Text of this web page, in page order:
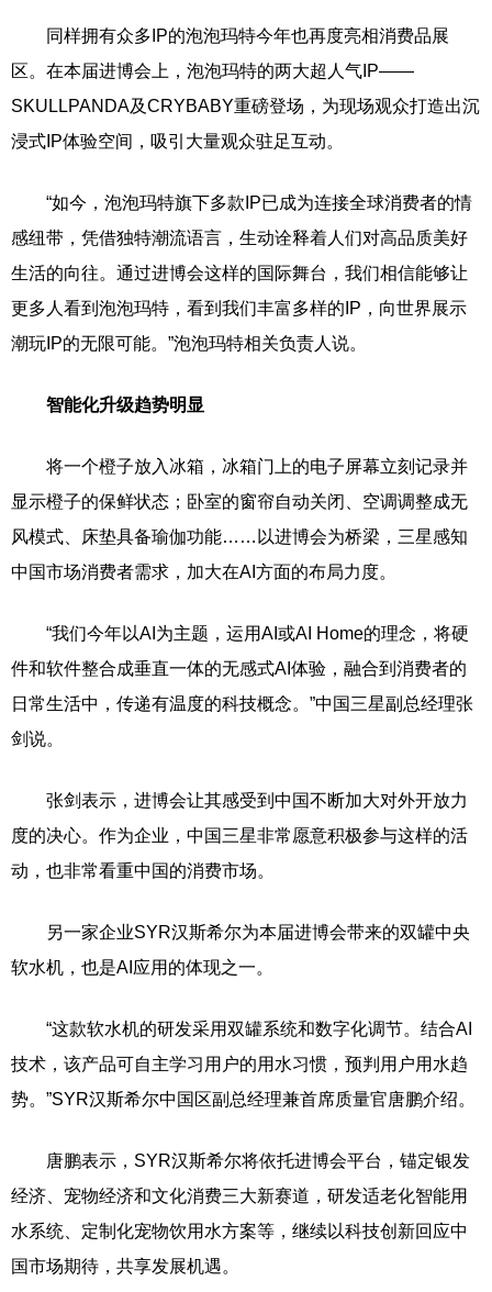
同样拥有众多IP的泡泡玛特今年也再度亮相消费品展
区。在本届进博会上，泡泡玛特的两大超人气IP——
SKULLPANDA及CRYBABY重磅登场，为现场观众打造出沉
浸式IP体验空间，吸引大量观众驻足互动。
“如今，泡泡玛特旗下多款IP已成为连接全球消费者的情
感纽带，凭借独特潮流语言，生动诠释着人们对高品质美好
生活的向往。通过进博会这样的国际舞台，我们相信能够让
更多人看到泡泡玛特，看到我们丰富多样的IP，向世界展示
潮玩IP的无限可能。”泡泡玛特相关负责人说。
智能化升级趋势明显
将一个橙子放入冰箱，冰箱门上的电子屏幕立刻记录并
显示橙子的保鲜状态；卧室的窗帘自动关闭、空调调整成无
风模式、床垫具备瑜伽功能……以进博会为桥梁，三星感知
中国市场消费者需求，加大在AI方面的布局力度。
“我们今年以AI为主题，运用AI或AI Home的理念，将硬
件和软件整合成垂直一体的无感式AI体验，融合到消费者的
日常生活中，传递有温度的科技概念。”中国三星副总经理张
剑说。
张剑表示，进博会让其感受到中国不断加大对外开放力
度的决心。作为企业，中国三星非常愿意积极参与这样的活
动，也非常看重中国的消费市场。
另一家企业SYR汉斯希尔为本届进博会带来的双罐中央
软水机，也是AI应用的体现之一。
“这款软水机的研发采用双罐系统和数字化调节。结合AI
技术，该产品可自主学习用户的用水习惯，预判用户用水趋
势。”SYR汉斯希尔中国区副总经理兼首席质量官唐鹏介绍。
唐鹏表示，SYR汉斯希尔将依托进博会平台，锚定银发
经济、宠物经济和文化消费三大新赛道，研发适老化智能用
水系统、定制化宠物饮用水方案等，继续以科技创新回应中
国市场期待，共享发展机遇。